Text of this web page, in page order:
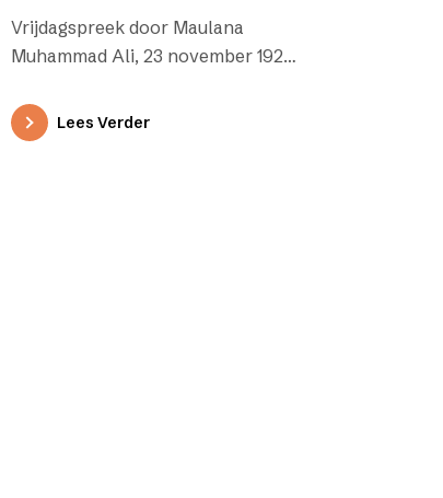
zwakken sterk (Al-
Furqān, 25-63-77)
Vrijdagspreek door Maulana
Muhammad Ali, 23 november 1923
gediend te worden behalve Allah,
…
Lees Verder